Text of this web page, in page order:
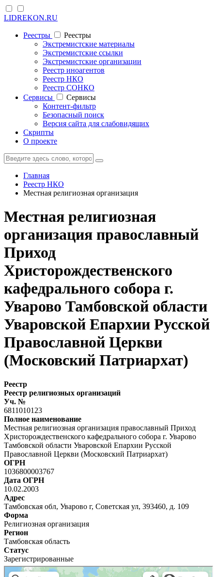
LIDREKON.RU
Реестры
Реестры
Экстремистские материалы
Экстремистские ссылки
Экстремистские организации
Реестр иноагентов
Реестр НКО
Реестр СОНКО
Cервисы
Cервисы
Контент-фильтр
Безопасный поиск
Версия сайта для слабовидящих
Скрипты
О проекте
Главная
Реестр НКО
Местная религиозная организация
Местная религиозная
организация православный
Приход
Христорождественского
кафедрального собора г.
Уварово Тамбовской области
Уваровской Епархии Русской
Православной Церкви
(Московский Патриархат)
Реестр
Реестр религиозных организаций
Уч. №
6811010123
Полное наименование
Местная религиозная организация православный Приход
Христорождественского кафедрального собора г. Уварово
Тамбовской области Уваровской Епархии Русской
Православной Церкви (Московский Патриархат)
ОГРН
1036800003767
Дата ОГРН
10.02.2003
Адрес
Тамбовская обл, Уварово г, Советская ул, 393460, д. 109
Форма
Религиозная организация
Регион
Тамбовская область
Статус
Зарегистрированные